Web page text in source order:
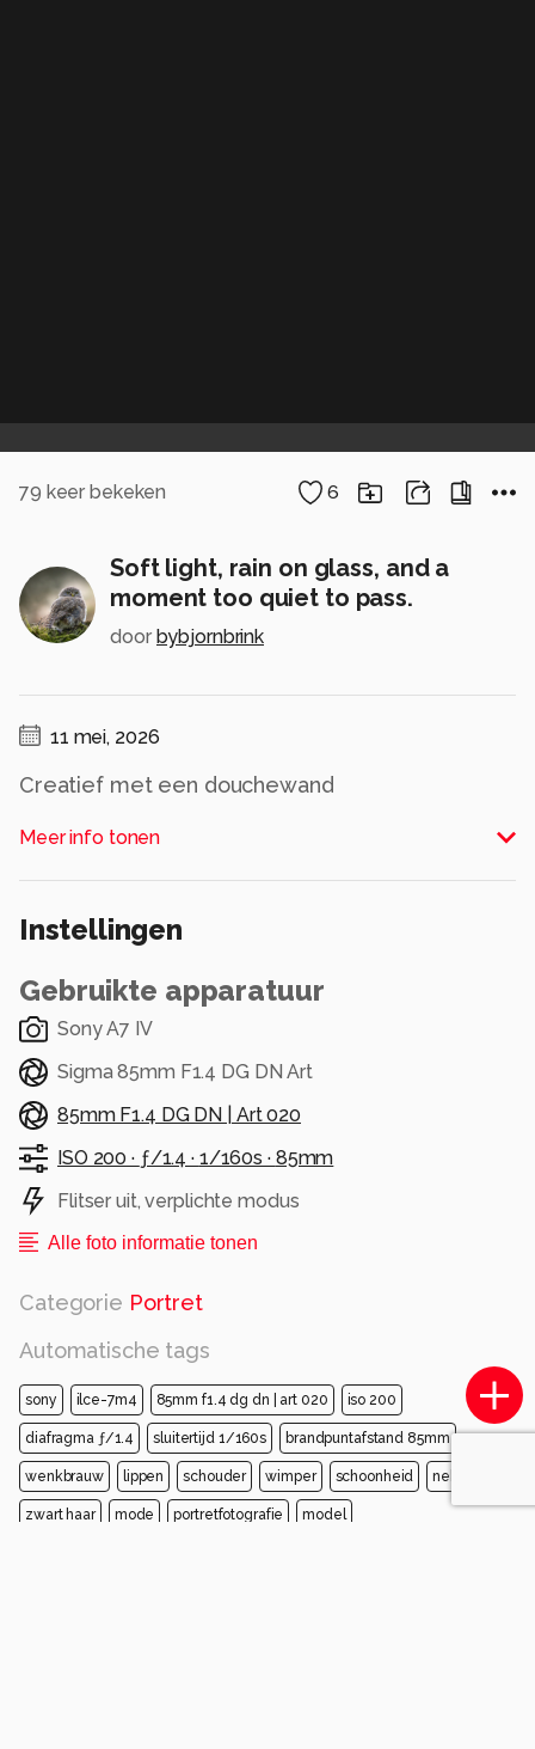
79 keer bekeken 6
Soft light, rain on glass, and a
moment too quiet to pass.
door bybjornbrink
11 mei, 2026
Creatief met een douchewand
Alle rechten voorbehouden
Meer info tonen
Instellingen
Gebruikte apparatuur
Sony A7 IV
Sigma 85mm F1.4 DG DN Art
85mm F1.4 DG DN | Art 020
ISO 200 · ƒ/1.4 · 1/160s · 85mm
Flitser uit, verplichte modus
Alle foto informatie tonen
Categorie Portret
Automatische tags
sony ilce-7m4 85mm f1.4 dg dn | art 020 iso 200
diafragma ƒ/1.4 sluitertijd 1/160s brandpuntafstand 85mm
wenkbrauw lippen schouder wimper schoonheid nek
zwart haar mode portretfotografie model